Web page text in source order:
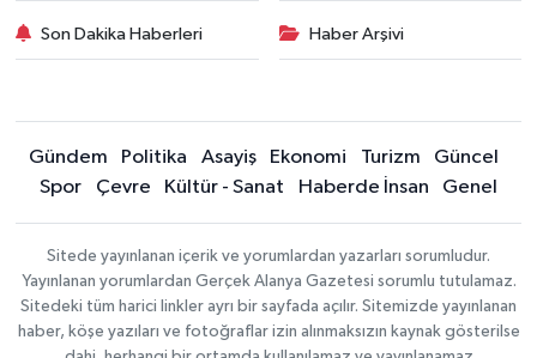
Son Dakika Haberleri Haber Arşivi
Gündem Politika Asayiş Ekonomi Turizm
Güncel
Spor
Çevre Kültür - Sanat Haberde İnsan Genel
Sitede yayınlanan içerik ve yorumlardan yazarları sorumludur.
Yayınlanan yorumlardan Gerçek Alanya Gazetesi sorumlu tutulamaz.
Sitedeki tüm harici linkler ayrı bir sayfada açılır. Sitemizde yayınlanan
haber, köşe yazıları ve fotoğraflar izin alınmaksızın kaynak gösterilse